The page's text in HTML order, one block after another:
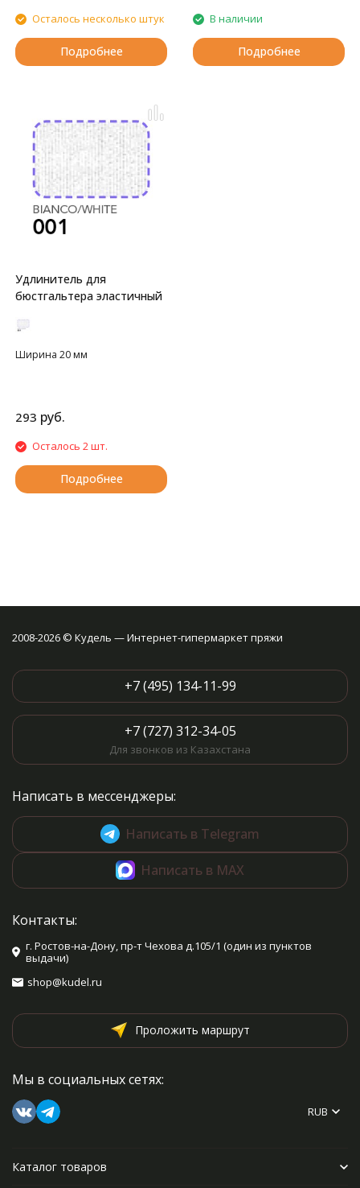
Осталось несколько штук
Подробнее
В наличии
Подробнее
Удлинитель для
бюстгальтера эластичный
Ширина 20 мм
293 руб.
Осталось 2 шт.
Подробнее
2008-2026 © Кудель — Интернет-гипермаркет пряжи
+7 (495) 134-11-99
+7 (727) 312-34-05
Для звонков из Казахстана
Написать в мессенджеры:
Написать в Telegram
Написать в MAX
Контакты:
г. Ростов-на-Дону, пр-т Чехова д.105/1 (один из пунктов
выдачи)
shop@kudel.ru
Проложить маршрут
Мы в социальных сетях:
RUB
Каталог товаров